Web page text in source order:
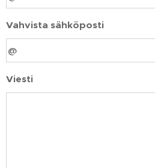
Vahvista sähköposti
Viesti